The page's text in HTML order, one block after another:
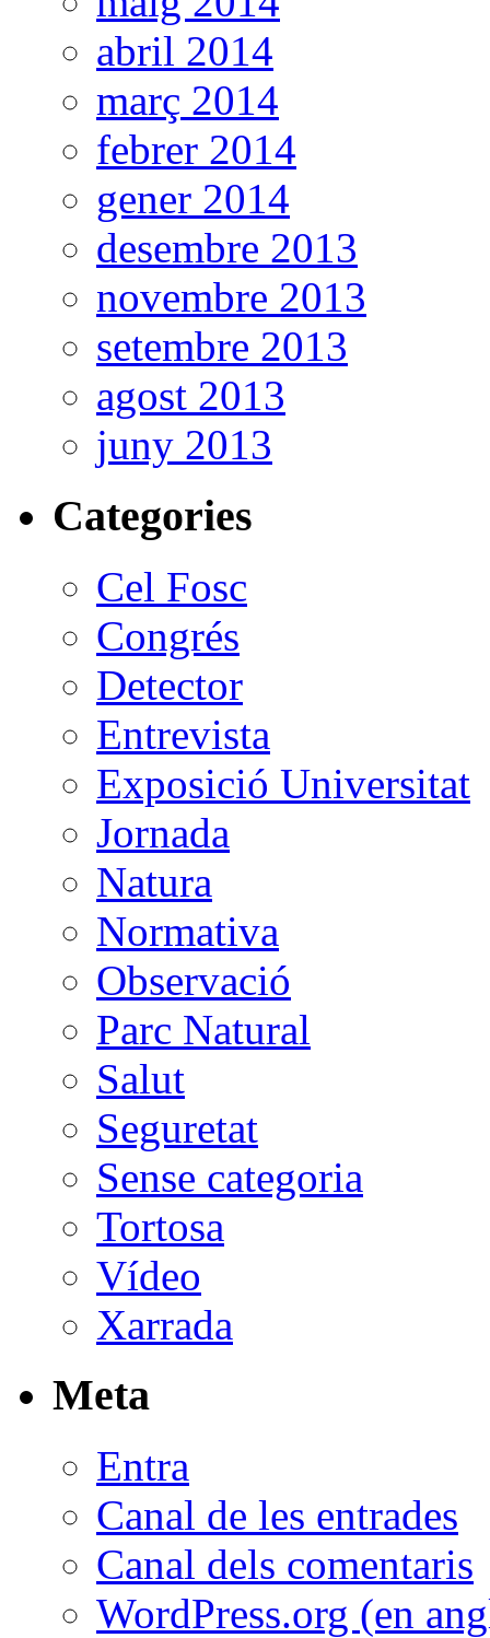
abril 2014
març 2014
febrer 2014
gener 2014
desembre 2013
novembre 2013
setembre 2013
agost 2013
juny 2013
Categories
Cel Fosc
Congrés
Detector
Entrevista
Exposició Universitat
Jornada
Natura
Normativa
Observació
Parc Natural
Salut
Seguretat
Sense categoria
Tortosa
Vídeo
Xarrada
Meta
Entra
Canal de les entrades
Canal dels comentaris
WordPress.org (en